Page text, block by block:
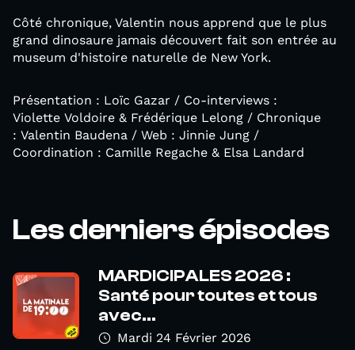
Côté chronique, Valentin nous apprend que le plus
grand dinosaure jamais découvert fait son entrée au
museum d'histoire naturelle de New York.
Présentation : Loïc Gazar / Co-interviews :
Violette Voldoire & Frédérique Lelong / Chronique
: Valentin Baudena / Web : Jinnie Jung /
Coordination : Camille Regache & Elsa Landard
Les derniers épisodes
MARDICIPALES 2026 :
Santé pour toutes et tous
avec...
Mardi 24 Février 2026